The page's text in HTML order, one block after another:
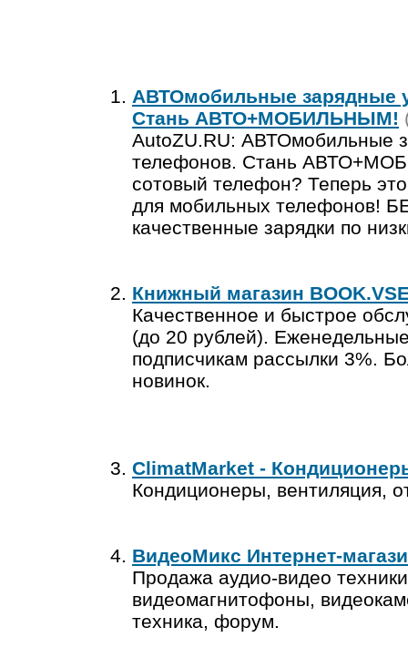
АВТОмобильные зарядные
Стань АВТО+МОБИЛЬНЫМ!
AutoZU.RU: АВТОмобильные
телефонов. Стань
сотовый телефон? Теперь
для мобильных телефонов!
качественные зарядки по
Книжный магазин
Качественное и быстрое
(до 20 рублей).
подписчикам рассылки 3%.
новинок.
ClimatMarket -
Кондиционеры, вентиляция,
ВидеоМикс Интернет-
Продажа аудио-видео
видеомагнитофоны,
техника, форум.